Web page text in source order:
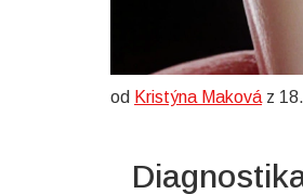
od Kristýna Maková z